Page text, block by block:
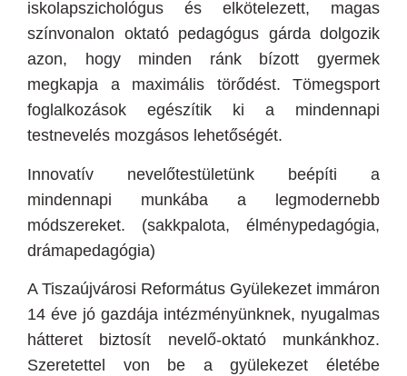
iskolapszichológus és elkötelezett, magas
színvonalon oktató pedagógus gárda dolgozik
azon, hogy minden ránk bízott gyermek
megkapja a maximális törődést. Tömegsport
foglalkozások egészítik ki a mindennapi
testnevelés mozgásos lehetőségét.
Innovatív nevelőtestületünk beépíti a
mindennapi munkába a legmodernebb
módszereket. (sakkpalota, élménypedagógia,
drámapedagógia)
A Tiszaújvárosi Református Gyülekezet immáron
14 éve jó gazdája intézményünknek, nyugalmas
hátteret biztosít nevelő-oktató munkánkhoz.
Szeretettel von be a gyülekezet életébe